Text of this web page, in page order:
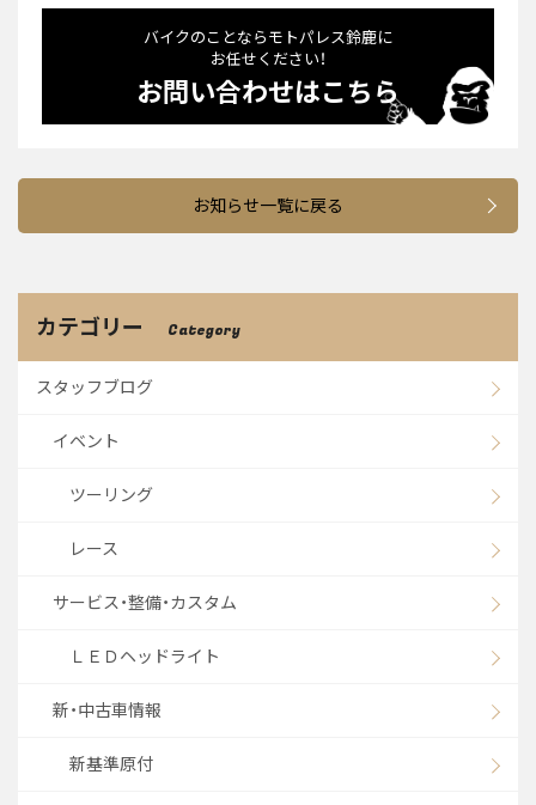
バイクのことならモトパレス鈴⿅に
お任せください！
お問い合わせはこちら
お知らせ一覧に戻る
カテゴリー Category
スタッフブログ
イベント
ツーリング
レース
サービス・整備・カスタム
ＬＥＤヘッドライト
新・中古車情報
新基準原付